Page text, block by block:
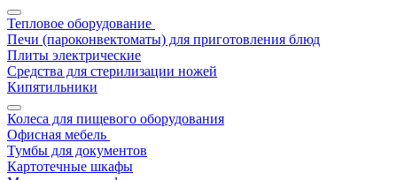
Тепловое оборудование
Печи (пароконвектоматы) для приготовления блюд
Плиты электрические
Средства для стерилизации ножей
Кипятильники
Колеса для пищевого оборудования
Офисная мебель
Тумбы для документов
Картотечные шкафы